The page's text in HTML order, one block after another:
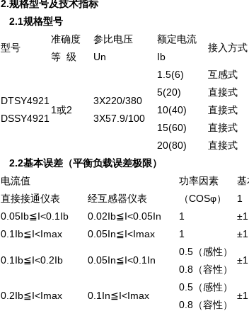
2.规格型号及技术指标
2.1规格型号
型号
准确度
等 级
参比电压
Un
额定电流
Ib
接入方式
DTSY4921
DSSY4921
1或2
3X220/380
3X57.9/100
1.5(6) 互感式
5(20)
直接式
10(40)
直接式
15(60)
直接式
20(80)
直接式
2.2基本误差（平衡负载误差极限）
电流值
功率因素
（COSφ）
基
直接接通仪表
经互感器仪表 1
0.05Ib≦I<0.1Ib
0.02Ib≦I<0.05In 1
0.1Ib≦I<Imax
0.05In≦I<Imax 1
0.1Ib≦I<0.2Ib 0.05In≦I<0.1In
0.5（感性）
0.8（容性）
0.2Ib≦I<Imax 0.1In≦I<Imax
0.5（感性）
0.8（容性）